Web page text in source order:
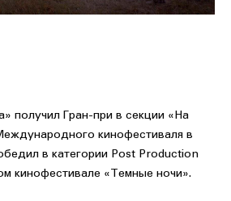
получил Гран-при в секции «На
кинофестиваля в
в категории Post Production
кинофестивале «Темные ночи».